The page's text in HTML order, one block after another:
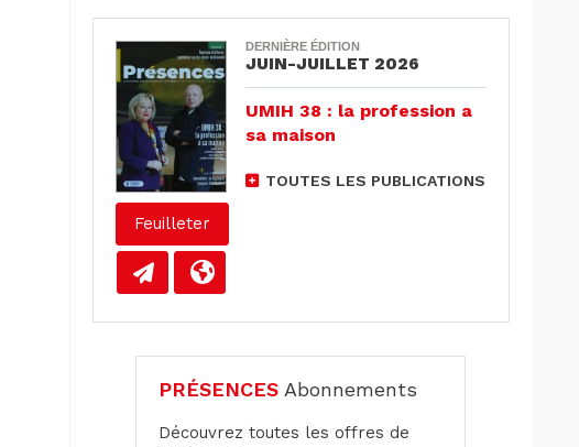
Feuilleter
DERNIÈRE ÉDITION
JUIN-JUILLET 2026
UMIH 38 : la profession a
sa maison
TOUTES LES PUBLICATIONS
PRÉSENCES Abonnements
Découvrez toutes les offres de